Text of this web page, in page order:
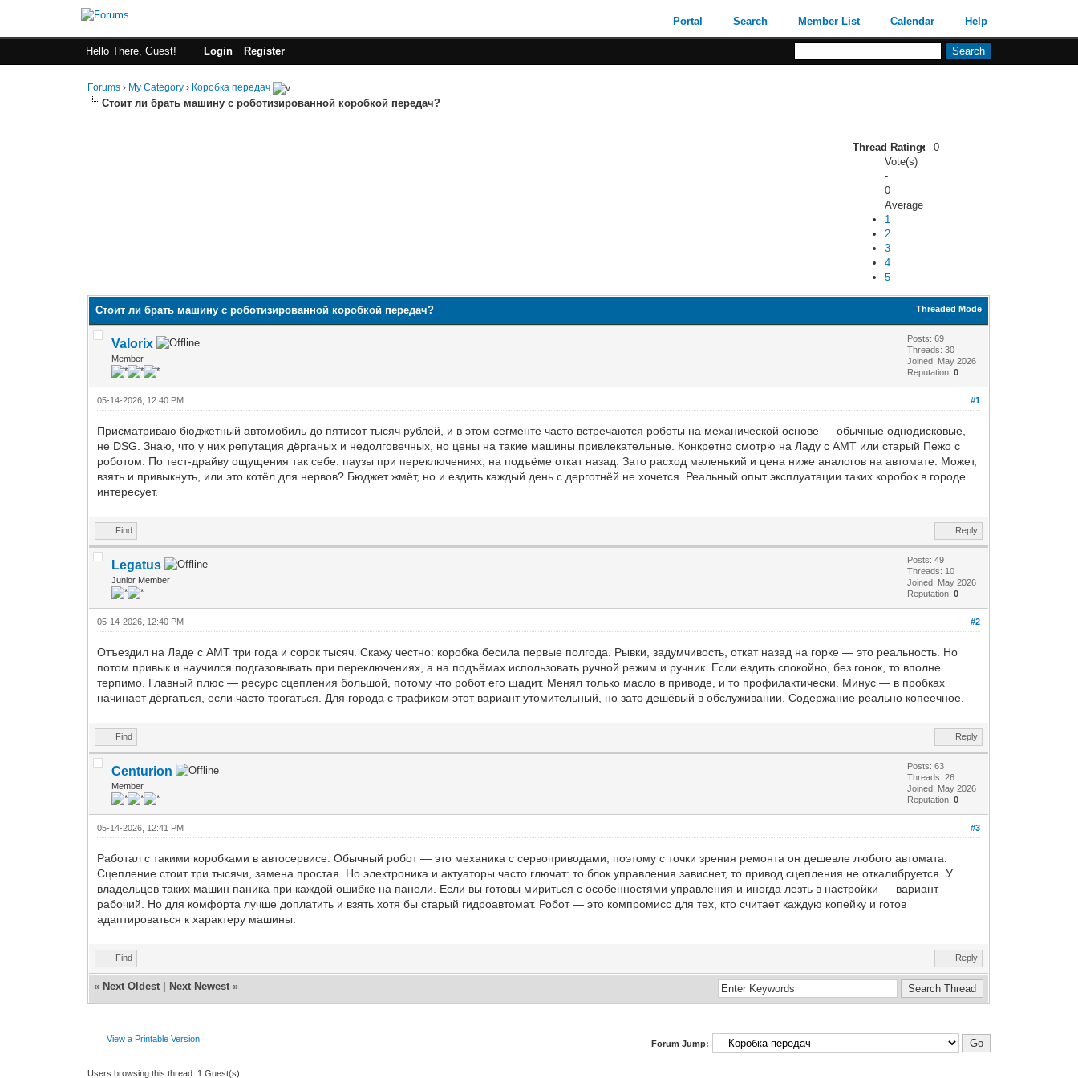
Portal Search Member List Calendar Help
Hello There, Guest! Login Register
Forums › My Category › Коробка передач
Стоит ли брать машину с роботизированной коробкой передач?
Thread Rating:
0
Vote(s)
-
0
Average
1
2
3
4
5
Threaded Mode
Стоит ли брать машину с роботизированной коробкой передач?
Valorix
Member
Posts: 69
Threads: 30
Joined: May 2026
Reputation:0
#1
05-14-2026, 12:40 PM
Присматриваю бюджетный автомобиль до пятисот тысяч рублей, и в этом сегменте часто встречаются роботы на механической основе — обычные однодисковые,
не DSG. Знаю, что у них репутация дёрганых и недолговечных, но цены на такие машины привлекательные. Конкретно смотрю на Ладу с АМТ или старый Пежо с
роботом. По тест-драйву ощущения так себе: паузы при переключениях, на подъёме откат назад. Зато расход маленький и цена ниже аналогов на автомате. Может,
взять и привыкнуть, или это котёл для нервов? Бюджет жмёт, но и ездить каждый день с дерготнёй не хочется. Реальный опыт эксплуатации таких коробок в городе
интересует.
Find Reply
Legatus
Junior Member
Posts: 49
Threads: 10
Joined: May 2026
Reputation:0
#2
05-14-2026, 12:40 PM
Отъездил на Ладе с АМТ три года и сорок тысяч. Скажу честно: коробка бесила первые полгода. Рывки, задумчивость, откат назад на горке — это реальность. Но
потом привык и научился подгазовывать при переключениях, а на подъёмах использовать ручной режим и ручник. Если ездить спокойно, без гонок, то вполне
терпимо. Главный плюс — ресурс сцепления большой, потому что робот его щадит. Менял только масло в приводе, и то профилактически. Минус — в пробках
начинает дёргаться, если часто трогаться. Для города с трафиком этот вариант утомительный, но зато дешёвый в обслуживании. Содержание реально копеечное.
Find Reply
Centurion
Member
Posts: 63
Threads: 26
Joined: May 2026
Reputation:0
#3
05-14-2026, 12:41 PM
Работал с такими коробками в автосервисе. Обычный робот — это механика с сервоприводами, поэтому с точки зрения ремонта он дешевле любого автомата.
Сцепление стоит три тысячи, замена простая. Но электроника и актуаторы часто глючат: то блок управления зависнет, то привод сцепления не откалибруется. У
владельцев таких машин паника при каждой ошибке на панели. Если вы готовы мириться с особенностями управления и иногда лезть в настройки — вариант
рабочий. Но для комфорта лучше доплатить и взять хотя бы старый гидроавтомат. Робот — это компромисс для тех, кто считает каждую копейку и готов
адаптироваться к характеру машины.
Find Reply
« Next Oldest Next Newest »
View a Printable Version Forum Jump:
Users browsing this thread: 1 Guest(s)